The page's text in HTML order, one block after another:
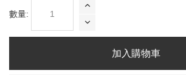
數量:
加入購物車